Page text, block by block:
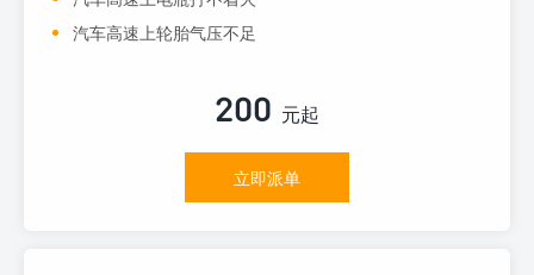
汽车高速上轮胎气压不足
200 元起
立即派单